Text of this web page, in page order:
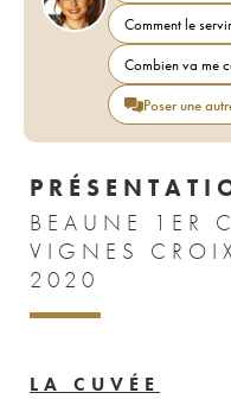
Comment le
Combien va me
Poser une
BEAUNE 1ER
VIGNES
2020
LA CUVÉE